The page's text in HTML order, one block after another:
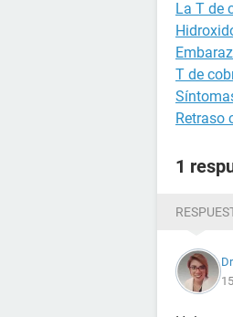
La T de
T de
Retraso
1